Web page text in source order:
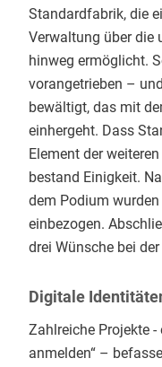
Standardfabrik, die
Verwaltung über die
hinweg ermöglicht.
vorangetrieben –
bewältigt, das mit
einhergeht. Dass
Element der
bestand Einigkeit.
dem Podium
einbezogen.
drei Wünsche bei
Digitale
Zahlreiche Projekte
anmelden“ –